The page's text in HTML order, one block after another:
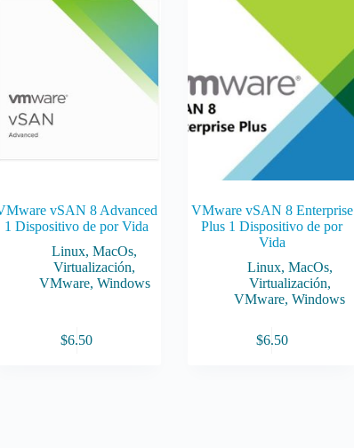
vSAN 8 Advanced
1 Dispositivo de por Vida
Linux,MacOs,
Virtualización,
VMware, Windows
$6.50
VMware vSAN 8 Enterprise
Plus 1 Dispositivo de por
Vida
Linux, MacOs,
Virtualización,
VMware,Windows
$6.50